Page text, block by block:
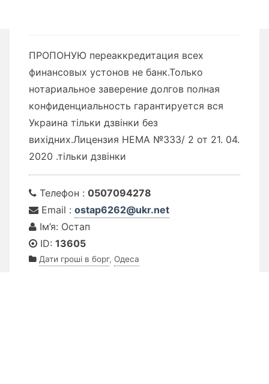
ПРОПОНУЮ переаккредитация всех
финансовых устонов не банк.Только
нотариальное заверение долгов полная
конфиденциальность гарантируется вся
Украина тільки дзвінки без
вихідних.Лицензия НЕМА №333/ 2 от 21. 04.
2020 .тільки дзвінки
Телефон : 0507094278
Email : ostap6262@ukr.net
Ім’я: Остап
ID: 13605
Дати гроші в борг, Одеса